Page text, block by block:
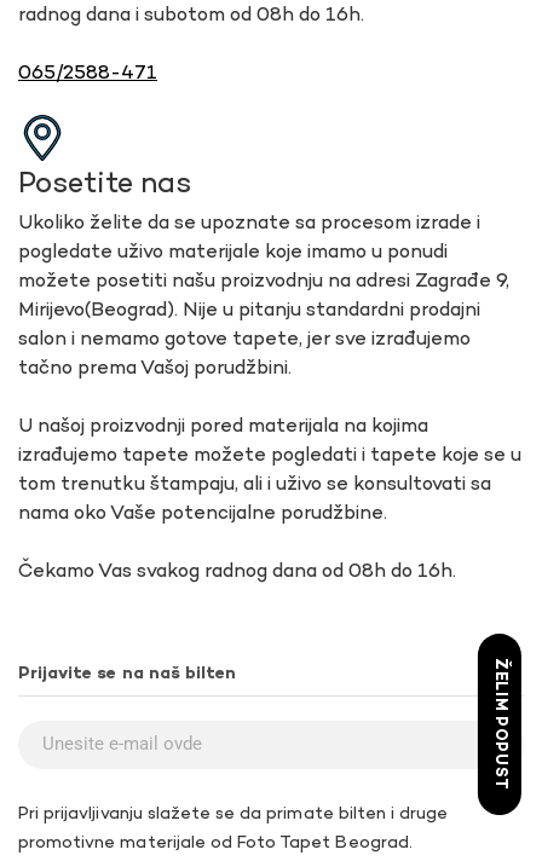
radnog dana i subotom od 08h do 16h.
065/2588-471
Posetite nas
Ukoliko želite da se upoznate sa procesom izrade i
pogledate uživo materijale koje imamo u ponudi
možete posetiti našu proizvodnju na adresi Zagrađe 9,
Mirijevo(Beograd). Nije u pitanju standardni prodajni
salon i nemamo gotove tapete, jer sve izrađujemo
tačno prema Vašoj porudžbini.
U našoj proizvodnji pored materijala na kojima
izrađujemo tapete možete pogledati i tapete koje se u
tom trenutku štampaju, ali i uživo se konsultovati sa
nama oko Vaše potencijalne porudžbine.
Čekamo Vas svakog radnog dana od 08h do 16h.
Prijavite se na naš bilten
Pri prijavljivanju slažete se da primate bilten i druge
promotivne materijale od Foto Tapet Beograd.
ŽELIM POPUST